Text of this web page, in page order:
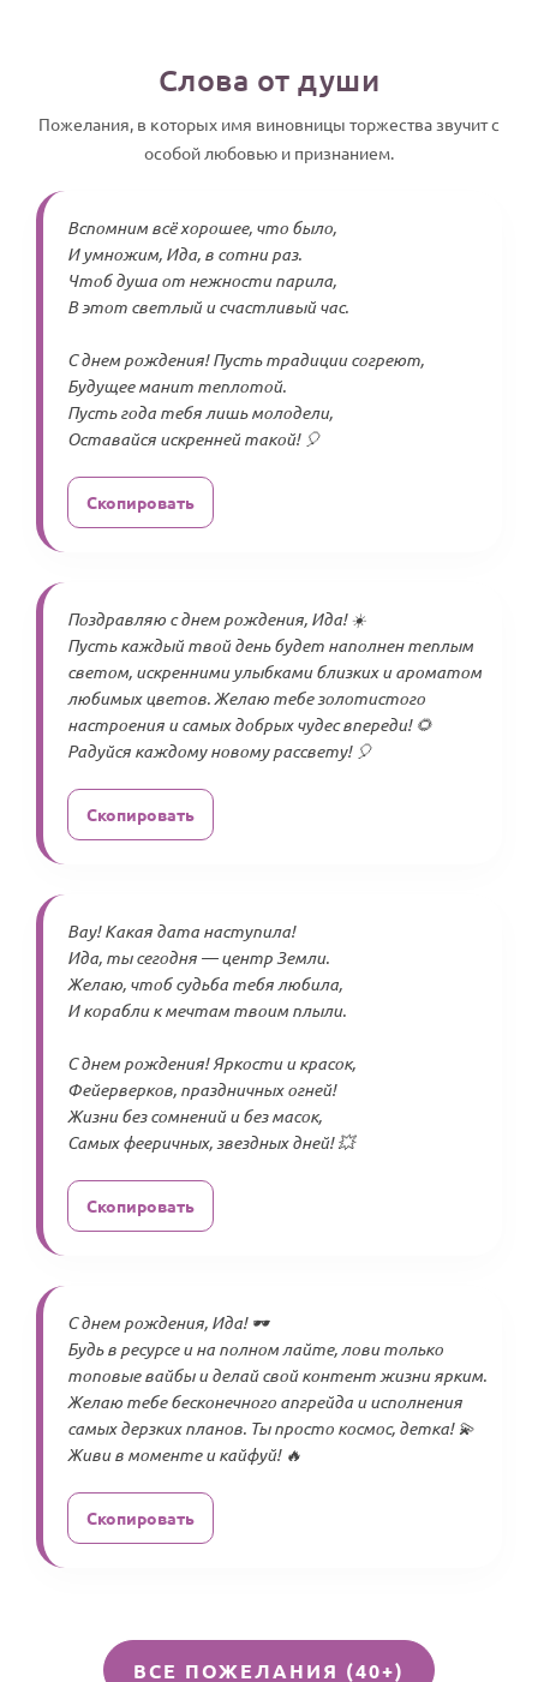
Слова от души
Пожелания, в которых имя виновницы торжества звучит с
особой любовью и признанием.
Вспомним всё хорошее, что было,
И умножим, Ида, в сотни раз.
Чтоб душа от нежности парила,
В этот светлый и счастливый час.
С днем рождения! Пусть традиции согреют,
Будущее манит теплотой.
Пусть года тебя лишь молодели,
Оставайся искренней такой! 🎈
Скопировать
Поздравляю с днем рождения, Ида! ☀️
Пусть каждый твой день будет наполнен теплым
светом, искренними улыбками близких и ароматом
любимых цветов. Желаю тебе золотистого
настроения и самых добрых чудес впереди! 🌻
Радуйся каждому новому рассвету! 🎈
Скопировать
Вау! Какая дата наступила!
Ида, ты сегодня — центр Земли.
Желаю, чтоб судьба тебя любила,
И корабли к мечтам твоим плыли.
С днем рождения! Яркости и красок,
Фейерверков, праздничных огней!
Жизни без сомнений и без масок,
Самых фееричных, звездных дней! 💥
Скопировать
С днем рождения, Ида! 🕶
Будь в ресурсе и на полном лайте, лови только
топовые вайбы и делай свой контент жизни ярким.
Желаю тебе бесконечного апгрейда и исполнения
самых дерзких планов. Ты просто космос, детка! 💫
Живи в моменте и кайфуй! 🔥
Скопировать
ВСЕ ПОЖЕЛАНИЯ (40+)